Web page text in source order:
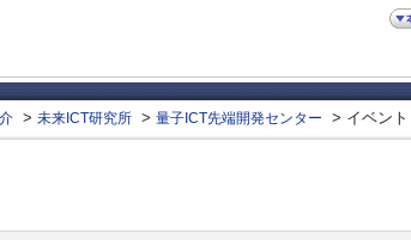
> 未来ICT研究所 > 量子ICT先端開発センター > イベント